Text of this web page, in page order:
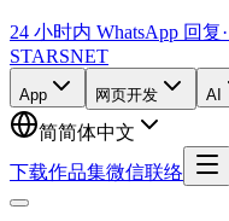
24 小时内 WhatsApp 回复·
STARSNET
App 网页开发 AI
简简体中文
下载作品集微信联络